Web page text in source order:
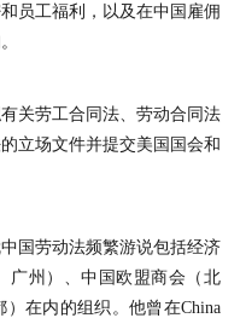
员工福利，以及在中国雇佣
关劳工合同法、劳动合同法
立场文件并提交美国国会和
国劳动法频繁游说包括经济
广州）、中国欧盟商会（北
在内的组织。他曾在China